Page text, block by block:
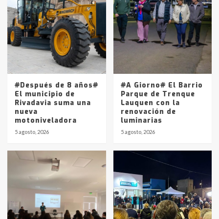
4
Accidente en Ruta 5: falleció un
joven de Trenque Lauquen
5
Los precios de los combustibles en
La Pampa, desde YPF hasta Axion
entre 857 a 1338 pesos
#Después de 8 años#
El municipio de
Rivadavia suma una
nueva
motoniveladora
5 agosto, 2026
#A Giorno# El Barrio
Parque de Trenque
Lauquen con la
renovación de
luminarias
5 agosto, 2026